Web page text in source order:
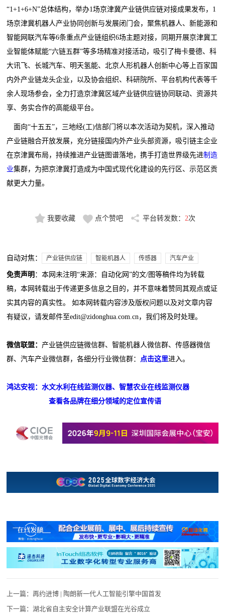
“1+1+6+N”总体结构，举办1场京津冀产业链供应链对接成果发布，1
场京津冀机器人产业协同创新与发展闭门会，聚焦机器人、新能源和
智能网联汽车等6条重点产业链组织6场主题对接，同期开展京津冀工
业智能体赋能“六链五群”等多场精准对接活动，吸引了梅卡曼德、科
大讯飞、长城汽车、明天氢能、北京人形机器人创新中心等上百家国
内外产业链龙头企业，以及协会组织、科研院所、平台机构代表等千
余人现场参会，全力打造京津冀区域产业链供应链协同联动、资源共
享、务实合作的高能级平台。
面向“十五五”，三地经(工)信部门将以本次活动为契机，深入推动
产业链融合开放发展，充分链接国内外产业头部资源，吸引链主企业
在京津冀布局，持续推进产业链图谱落地，携手打造世界级先进制造
业集群，为把京津冀打造成为中国式现代化建设的先行区、示范区贡
献更大力量。
我要收藏 点个赞吧 平台转发数： 2次
自动对焦： 产业链供应链 智能机器人 传感器 汽车产业
免责声明 ：本网未注明“来源：自动化网”的文/图等稿件均为转载
稿，本网转载出于传递更多信息之目的，并不意味着赞同其观点或证
实其内容的真实性。 如本网转载内容涉及版权问题以及对文章内容
有疑议，请发邮件至edit@zidonghua.com.cn，我们将及时处理。
微信联盟： 产业链供应链微信群、智能机器人微信群、传感器微信
群、汽车产业微信群，各细分行业微信群：
点击这里进入。
鸿达安视：水文水利在线监测仪器、智慧农业在线监测仪器
查看各品牌在细分领域的定位宣传语
上一篇：再约进博 | 陶朗新一代人工智能引擎中国首发
下一篇：湖北省自主安全计算产业联盟在光谷成立